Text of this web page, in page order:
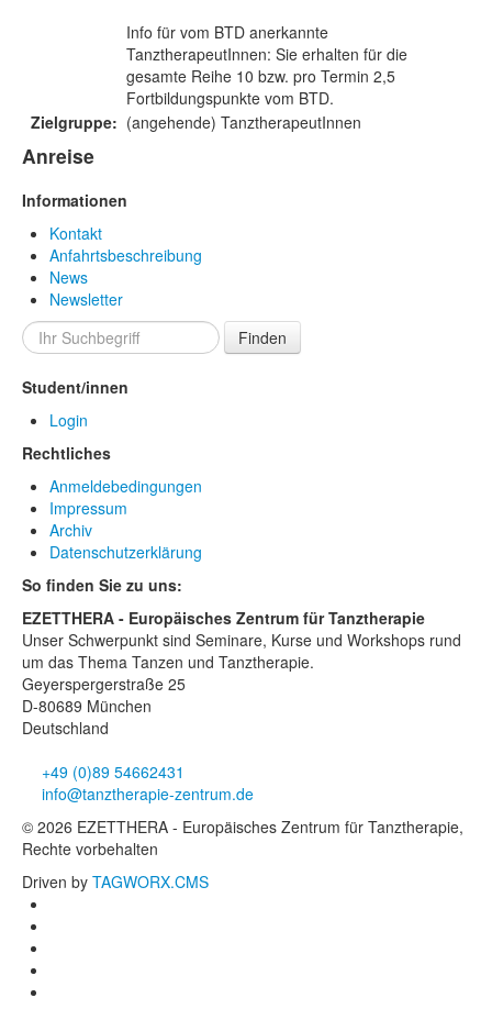
Info für vom BTD anerkannte
TanztherapeutInnen: Sie erhalten für die
gesamte Reihe 10 bzw. pro Termin 2,5
Fortbildungspunkte vom BTD.
Zielgruppe: (angehende) TanztherapeutInnen
Anreise
Informationen
Kontakt
Anfahrtsbeschreibung
News
Newsletter
Finden
Student/innen
Login
Rechtliches
Anmeldebedingungen
Impressum
Archiv
Datenschutzerklärung
So finden Sie zu uns:
EZETTHERA - Europäisches Zentrum für Tanztherapie
Unser Schwerpunkt sind Seminare, Kurse und Workshops rund
um das Thema Tanzen und Tanztherapie.
Geyerspergerstraße 25
D-80689 München
Deutschland
+49 (0)89 54662431
info@tanztherapie-zentrum.de
© 2026 EZETTHERA - Europäisches Zentrum für Tanztherapie,
Rechte vorbehalten
Driven by TAGWORX.CMS